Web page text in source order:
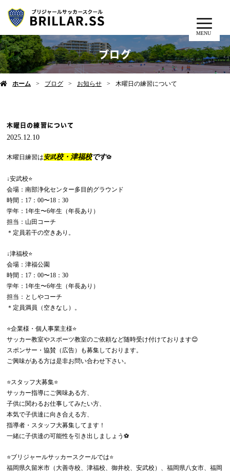
MENU
ブログ
ホーム ブログ お知らせ 木曜日の練習について
木曜日の練習について
2025.12.10
木曜日練習は安武校・津福校です⚽️
↓安武校⭐️
会場：南部浄化センター多目的グラウンド
時間：17：00〜18：30
学年：1年生〜6年生（年長あり）
担当：山田コーチ
＊定員若干の空きあり。
↓津福校⭐️
会場：津福公園
時間：17：00〜18：30
学年：1年生〜6年生（年長あり）
担当：としやコーチ
＊定員満員（空きなし）。
⭐️企業様・個人事業主様⭐️
サッカー教室やスポーツ教室のご依頼など随時受け付けております😊
スポンサー・協賛（広告）も募集しております。
ご興味がある方は是非お問い合わせ下さい。
⭐️スタッフ大募集⭐️
サッカー指導にご興味ある方、
子供に関わるお仕事してみたい方、
本気で子供達に向き合える方、
指導者・スタッフ大募集してます！
一緒に子供達の可能性を引き出しましょう⚽️
⭐️ブリジャールサッカースクールでは⭐️
福岡県久留米市（大善寺校、津福校、御井校、安武校）、福岡県八女市、福岡